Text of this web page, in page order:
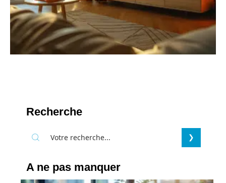
Recherche
A ne pas manquer